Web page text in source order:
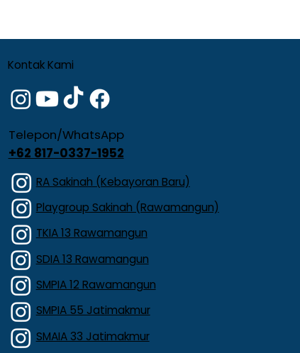
Kontak Kami
Telepon/WhatsApp
+62 817-0337-1952
RA Sakinah (Kebayoran Baru)
Playgroup Sakinah (Rawamangun)
TKIA 13 Rawamangun
SDIA 13 Rawamangun
SMPIA 12 Rawamangun
SMPIA 55 Jatimakmur
SMAIA 33 Jatimakmur